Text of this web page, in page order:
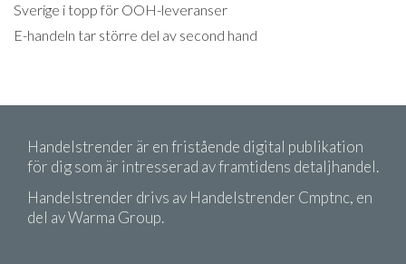
Sverige i topp för OOH-leveranser
E-handeln tar större del av second hand
Handelstrender är en fristående digital publikation
för dig som är intresserad av framtidens detaljhandel.
Handelstrender drivs av Handelstrender Cmptnc, en
del av Warma Group.